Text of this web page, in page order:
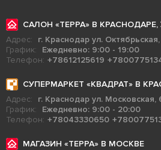
САЛОН «ТЕРРА» В КРАСНОДАРЕ,
Адрес:
г. Краснодар ул. Октябрьская,
График:
Ежедневно: 9:00 - 19:00
Телефон: +78612125619
СУПЕРМАРКЕТ «КВАДРАТ» В
Адрес:
г. Краснодар ул. Московская,
График:
Ежедневно: 9:00 - 20:00
Телефон: +78043330650
МАГАЗИН «ТЕРРА» В МОСКВЕ